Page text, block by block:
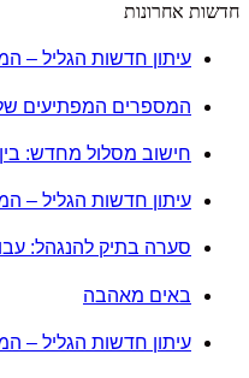
חדשות אחרונות
עיתון חדשות הגליל –
המספרים המפתיעים של קריית שמונה: למה
חישוב מסלול מחדש:
עיתון חדשות הגליל –
סערה בתיק להנגהל:
באים מאהבה
עיתון חדשות הגליל –